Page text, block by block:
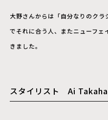
大野さんからは「自分なりのク
でそれに合う人、またニューフ
きました。
スタイリスト Ai